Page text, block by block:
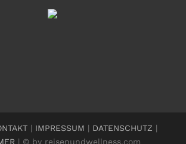
| IMPRESSUM | DATENSCHUTZ |
| © by reisenundwellness.com